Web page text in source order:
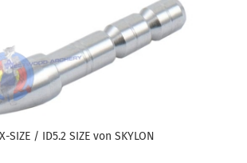
​SIZE / ID5.2 SIZE von SKY­LON